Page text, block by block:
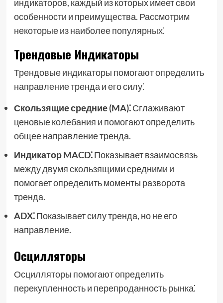
индикаторов, каждый из которых имеет свои
особенности и преимущества. Рассмотрим
некоторые из наиболее популярных⁚
Трендовые Индикаторы
Трендовые индикаторы помогают определить
направление тренда и его силу⁚
Скользящие средние (MA)⁚Сглаживают
ценовые колебания и помогают определить
общее направление тренда.
Индикатор MACD⁚Показывает взаимосвязь
между двумя скользящими средними и
помогает определить моменты разворота
тренда.
ADX⁚Показывает силу тренда, но не его
направление.
Осцилляторы
Осцилляторы помогают определить
перекупленность и перепроданность рынка⁚